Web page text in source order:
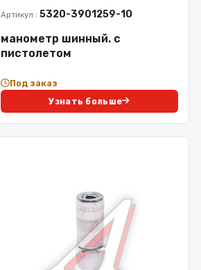
Артикул :5320-3901259-10
манометр шинный. с
пистолетом
Под заказ
Узнать больше